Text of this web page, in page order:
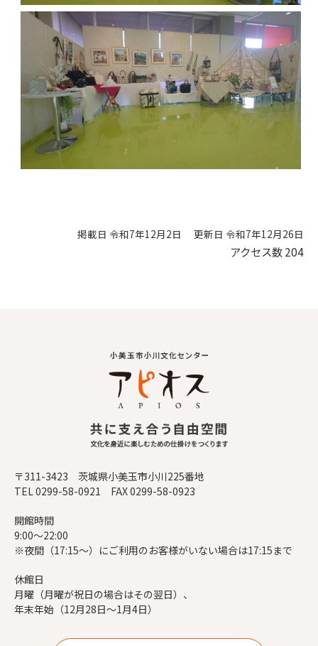
掲載日 令和7年12月2日 更新日 令和7年12月26日
アクセス数204
〒311-3423 茨城県小美玉市小川225番地
TEL 0299-58-0921 FAX 0299-58-0923
開館時間
9:00～22:00
※夜間（17:15～）にご利用のお客様がいない場合は17:15まで
休館日
月曜（月曜が祝日の場合はその翌日）、
年末年始（12月28日～1月4日）